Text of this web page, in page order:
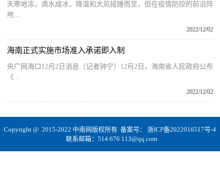
天寒地冻，滴水成冰，降温和大风接踵而至，但在疫情防控的前沿阵
地...
2022/12/02
海南正式实施市场准入承诺即入制
央广网海口12月2日消息（记者钟宁）12月2日，海南省人民政府公布
《...
2022/12/02
Copyright @ 2015-2022 中南网版权所有 备案号： 浙ICP备2022016517号-4
联系邮箱：514 676 113@qq.com